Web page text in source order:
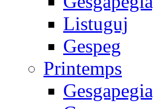
Listuguj
Gespeg
Printemps